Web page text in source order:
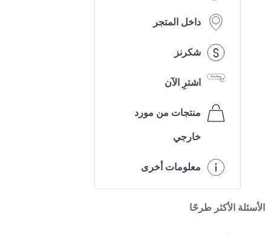
داخل المتجر
شكرنز
اشترِ الآن
منتجات من مورد
خارجي
معلومات أخرى
الأسئلة الأكثر طرحًا